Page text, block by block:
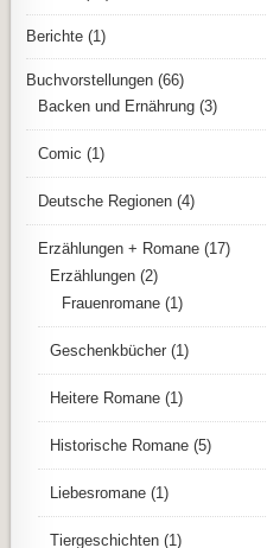
Berichte (1)
Buchvorstellungen (66)
Backen und Ernährung (3)
Comic (1)
Deutsche Regionen (4)
Erzählungen + Romane (17)
Erzählungen (2)
Frauenromane (1)
Geschenkbücher (1)
Heitere Romane (1)
Historische Romane (5)
Liebesromane (1)
Tiergeschichten (1)